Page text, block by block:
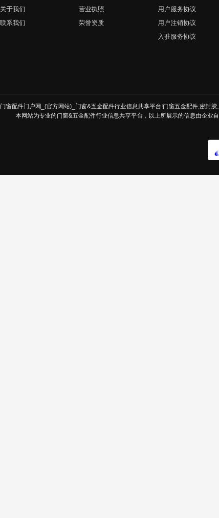
关于我们
联系我们
营业执照
荣誉资质
用户服务协议
用户注销协议
入驻服务协议
门窗配件门户网_(官方网站)_门窗&五金配件行业信息共享平台!门窗五金配件,密封
本网站为专业的门窗&五金配件行业信息共享平台，以上所展示的信息由企业